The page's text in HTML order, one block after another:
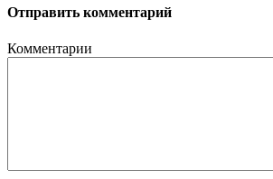
Отправить комментарий
Комментарии